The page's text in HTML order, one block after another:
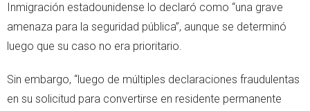
Inmigración estadounidense lo declaró como “una grave
amenaza para la seguridad pública”, aunque se determinó
luego que su caso no era prioritario.
Sin embargo, “luego de múltiples declaraciones fraudulentas
en su solicitud para convertirse en residente permanente